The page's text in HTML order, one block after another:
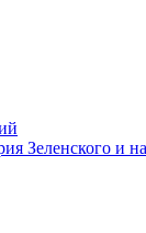
Зеленского и